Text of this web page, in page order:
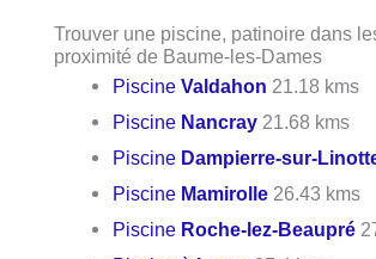
Trouver une piscine, patinoire dans
proximité de Baume-les-Dames
PiscineValdahon 21.18 kms
Piscine Nancray 21.68 kms
Piscine Dampierre-sur-
Piscine Mamirolle 26.43 kms
Piscine Roche-lez-Beaupré